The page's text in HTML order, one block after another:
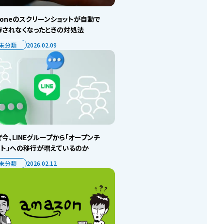
のスクリーンショットが自動で
れなくなったときの対処法
分類 2026.02.09
、LINEグループから「オープンチ
」への移行が増えているのか
分類 2026.02.12